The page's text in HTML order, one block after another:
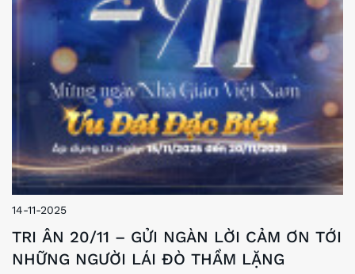
14-11-2025
TRI ÂN 20/11 – GỬI NGÀN LỜI CẢM ƠN TỚI
NHỮNG NGƯỜI LÁI ĐÒ THẦM LẶNG